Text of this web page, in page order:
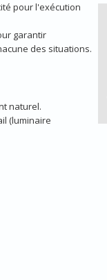
pour l'exécution
garantir
des situations.
naturel.
(luminaire